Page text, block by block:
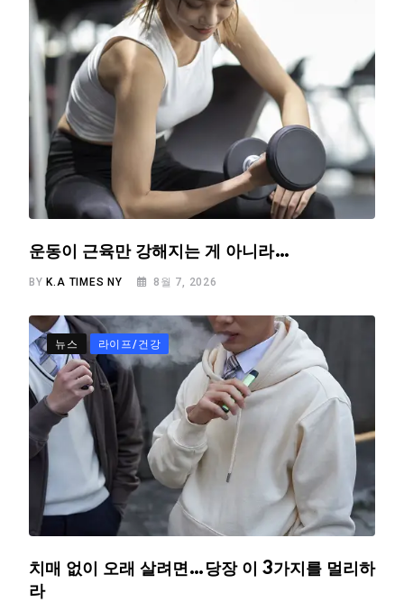
운동이 근육만 강해지는 게 아니라…
BY K.A TIMES NY 8월 7, 2026
뉴스 라이프/건강
치매 없이 오래 살려면…당장 이 3가지를 멀리하
라